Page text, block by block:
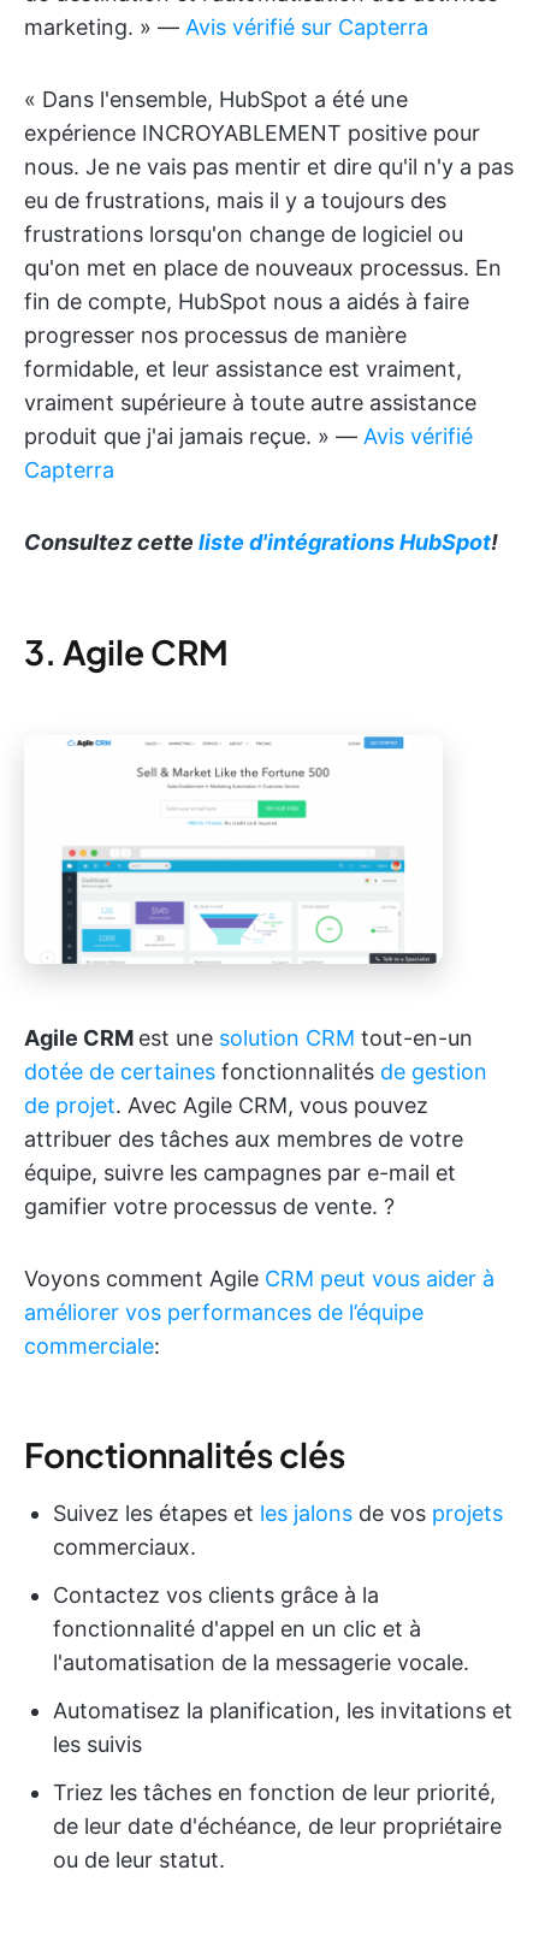
marketing. » — Avis vérifié sur Capterra
« Dans l'ensemble, HubSpot a été une
expérience INCROYABLEMENT positive pour
nous. Je ne vais pas mentir et dire qu'il n'y a pas
eu de frustrations, mais il y a toujours des
frustrations lorsqu'on change de logiciel ou
qu'on met en place de nouveaux processus. En
fin de compte, HubSpot nous a aidés à faire
progresser nos processus de manière
formidable, et leur assistance est vraiment,
vraiment supérieure à toute autre assistance
produit que j'ai jamais reçue. » — Avis vérifié
Capterra
Consultez cette liste d'intégrations HubSpot!
3. Agile CRM
Agile CRM est une solution CRM tout-en-un
dotée de certaines fonctionnalités de gestion
de projet. Avec Agile CRM, vous pouvez
attribuer des tâches aux membres de votre
équipe, suivre les campagnes par e-mail et
gamifier votre processus de vente. ?
Voyons comment Agile CRM peut vous aider à
améliorer vos performances de l’équipe
commerciale:
Fonctionnalités clés
Suivez les étapes et les jalons de vos projets
commerciaux.
Contactez vos clients grâce à la
fonctionnalité d'appel en un clic et à
l'automatisation de la messagerie vocale.
Automatisez la planification, les invitations et
les suivis
Triez les tâches en fonction de leur priorité,
de leur date d'échéance, de leur propriétaire
ou de leur statut.